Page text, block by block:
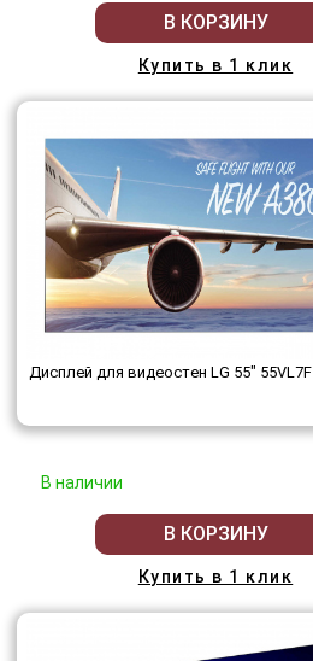
В КОРЗИНУ
Купить в 1 клик
Дисплей для видеостен LG 55" 55VL7F
В наличии
В КОРЗИНУ
Купить в 1 клик